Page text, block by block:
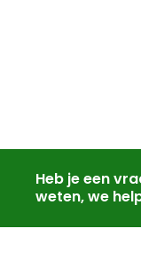
Heb je een
weten, we